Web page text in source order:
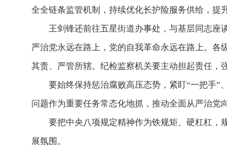
全全链条监管机制，持续优化长护险服务供给，
王剑锋还前往五星街道办事处，与基层同志座
严治党永远在路上，党的自我革命永远在路上。各
其责、严管所辖。纪检监察机关要主动担起责任，
要始终保持惩治腐败高压态势，紧盯“一把手”
问题作为重要任务常态化地抓，推动全面从严治党
要把中央八项规定精神作为铁规矩、硬杠杠，
展氛围。